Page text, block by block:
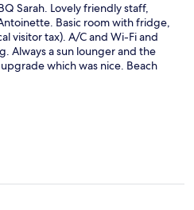
Sarah. Lovely friendly staff,
Basic room with fridge,
visitor tax). A/C and Wi-Fi and
Always a sun lounger and the
which was nice. Beach
to board. Half board, with
and a huge standard offering.
and Wednesdays. Thank